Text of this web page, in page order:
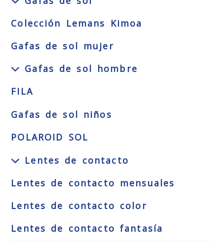
Colección Lemans Kimoa
Gafas de sol mujer
Gafas de sol hombre
FILA
Gafas de sol niños
POLAROID SOL
Lentes de contacto
Lentes de contacto mensuales
Lentes de contacto color
Lentes de contacto fantasía